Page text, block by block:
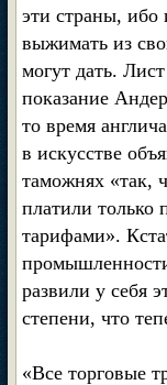
эти страны, ибо
выжимать из
могут дать.
показание
то время
в искусстве
таможнях «так,
платили только
тарифами».
развили у себя
степени, что
«Все торговые